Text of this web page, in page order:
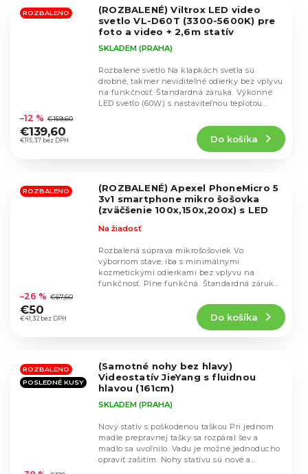
hviezdičiek.
ROZBALENO
(ROZBALENÉ) Viltrox LED video
svetlo VL-D60T (3300-5600K) pre
foto a video + 2,6m statív
hodnotenie
produktu
je
hviezdičiek.
SKLADEM (PRAHA)
€115,37 bez DPH
–12 % €159,60
€139,60
Do košíka
Rozbalené svetlo Na klapkách svetla sú
drobné, takmer neviditeľné odierky bez vplyvu
na funkčnosť. Štandardná záruka. Výkonné
LED svetlo (60W) s nastaviteľnou teplotou...
ROZBALENO
(ROZBALENÉ) Apexel PhoneMicro 5
3v1 smartphone mikro šošovka
(zväčšenie 100x,150x,200x) s LED
hodnotenie
produktu
je
hviezdičiek.
Na žiadosť
€41,32 bez DPH
–26 % €67,60
€50
Do košíka
Rozbalená súprava mikrošošoviek Vo
výbornom stave, iba s minimálnymi
kozmetickými odierkami bez vplyvu na
funkčnosť. Plne funkčná. Štandardná záruka.
ROZBALENO
POSLEDNÉ KUSY
(Samotné nohy bez hlavy)
Videostatív JieYang s fluidnou
hlavou (161cm)
hodnotenie
SKLADEM (PRAHA)
Nový statív s poškodenou taškou Pri jednom
madle prepravnej tašky sa rozpáral šev a
madlo sa uvoľnilo. Vadu je možné jednoducho
opraviť zašitím. Nohy statívu sú nové a...